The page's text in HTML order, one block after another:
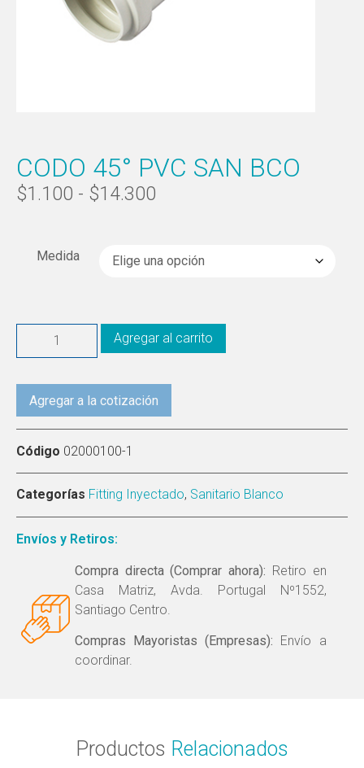
CODO 45° PVC SAN BCO
$1.100 - $14.300
Medida
Agregar al carrito
Agregar a la cotización
Código 02000100-1
Categorías Fitting Inyectado, Sanitario Blanco
Envíos y Retiros:
Compra directa (Comprar ahora): Retiro en
Casa Matriz, Avda. Portugal Nº1552,
Santiago Centro.
Compras Mayoristas (Empresas): Envío a
coordinar.
Productos Relacionados